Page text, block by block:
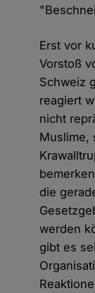
Erst vor
Vorstoß
Schweiz
reagiert
nicht
Muslime,
die
werden
gibt es